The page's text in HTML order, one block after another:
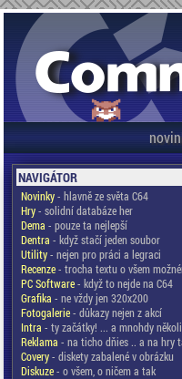
NAVIGÁTOR
Novinky- hlavně ze světa C64
Hry- solidní databáze her
Dema - pouze ta nejlepší
Dentra - když stačí jeden soubor
Utility- nejen pro práci a legraci
Recenze- trocha textu o všem
PC Software- když to nejde na C64
Grafika - ne vždy jen 320x200
Fotogalerie- důkazy nejen z akcí
Intra - ty začátky! ... a mnohdy
Reklama - na ticho dňies .. a na hry
Covery- diskety zabalené v obrázku
Diskuze- o všem, o ničem a tak